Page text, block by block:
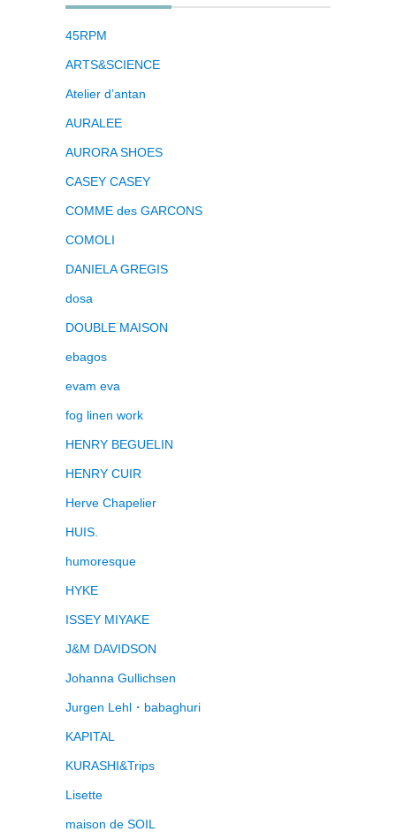
45RPM
ARTS&SCIENCE
Atelier d’antan
AURALEE
AURORA SHOES
CASEY CASEY
COMME des GARCONS
COMOLI
DANIELA GREGIS
dosa
DOUBLE MAISON
ebagos
evam eva
fog linen work
HENRY BEGUELIN
HENRY CUIR
Herve Chapelier
HUIS.
humoresque
HYKE
ISSEY MIYAKE
J&M DAVIDSON
Johanna Gullichsen
Jurgen Lehl・babaghuri
KAPITAL
KURASHI&Trips
Lisette
maison de SOIL